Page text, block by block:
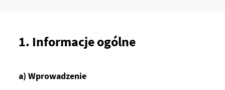
1. Informacje ogólne
a) Wprowadzenie